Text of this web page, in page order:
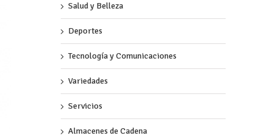
Salud y Belleza
Deportes
Tecnología y Comunicaciones
Variedades
Servicios
Almacenes de Cadena